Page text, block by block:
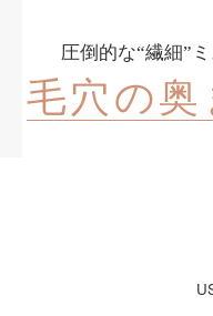
圧倒的な“繊細”
毛穴の奥